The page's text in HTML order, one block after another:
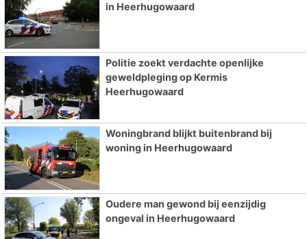
in Heerhugowaard
Politie zoekt verdachte openlijke
geweldpleging op Kermis
Heerhugowaard
Woningbrand blijkt buitenbrand bij
woning in Heerhugowaard
Oudere man gewond bij eenzijdig
ongeval in Heerhugowaard